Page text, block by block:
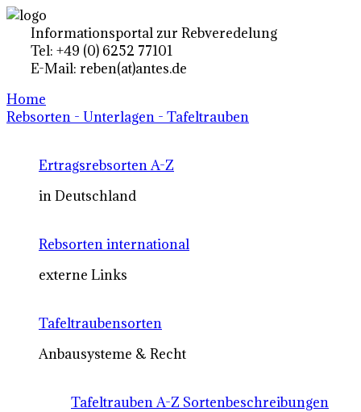
Informationsportal zur Rebveredelung
Tel: +49 (0) 6252 77101
E-Mail: reben(at)antes.de
Home
Rebsorten - Unterlagen - Tafeltrauben
Ertragsrebsorten A-Z
in Deutschland
Rebsorten international
externe Links
Tafeltraubensorten
Anbausysteme & Recht
Tafeltrauben A-Z Sortenbeschreibungen